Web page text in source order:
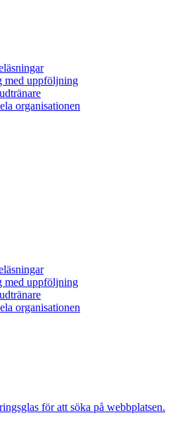
med uppföljning
organisationen
med uppföljning
organisationen